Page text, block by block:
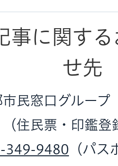
事に関す
せ先
民窓口グループ
住民票・印鑑登
349-9480 （パス